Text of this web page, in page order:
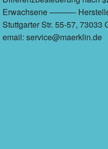
Erwachsene ———-
Stuttgarter Str. 55-57, 73033
email: service@maerklin.de